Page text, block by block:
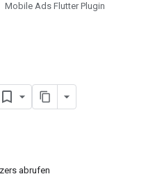
Mobile Ads Flutter Plugin
abrufen